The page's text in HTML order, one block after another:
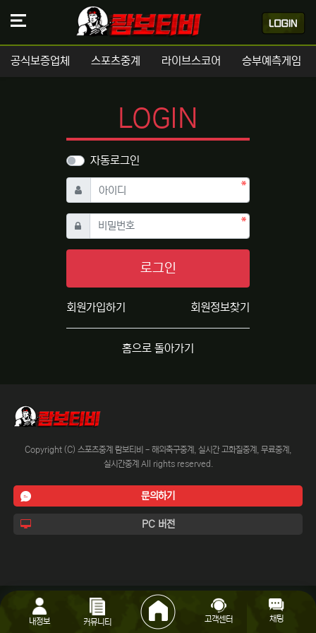
공식보증업체 스포츠중계 라이브스코어 승부예측게임
LOGIN
자동로그인
아이디 필수
비밀번호필수
로그인
회원가입하기 회원정보찾기
홈으로 돌아가기
Copyright (C) 스포츠중계 람보티비 - 해외축구중계, 실시간 고화질중계, 무료중계,
실시간중계 All rights reserved.
문의하기
PC 버전
내정보 커뮤니티 고객센터 채팅